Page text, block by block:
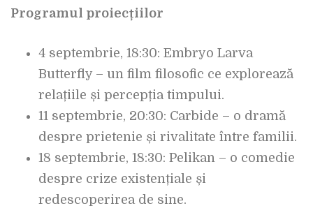
Programul proiecțiilor
4 septembrie, 18:30: Embryo Larva
Butterfly – un film filosofic ce explorează
relațiile și percepția timpului.
11 septembrie, 20:30: Carbide – o dramă
despre prietenie și rivalitate între familii.
18 septembrie, 18:30: Pelikan – o comedie
despre crize existențiale și
redescoperirea de sine.